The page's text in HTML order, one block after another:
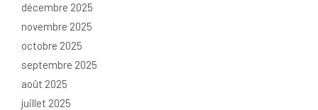
décembre 2025
novembre 2025
octobre 2025
septembre 2025
août 2025
juillet 2025